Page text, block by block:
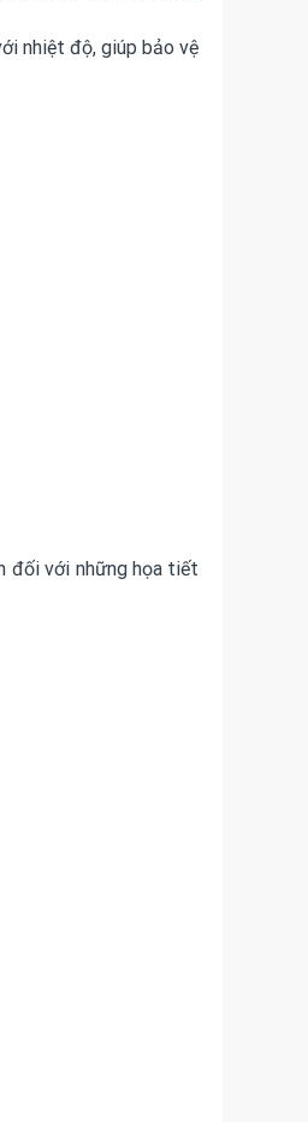
nhiệt độ, giúp bảo vệ
đối với những họa tiết